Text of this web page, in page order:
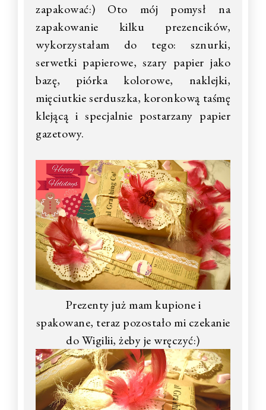
zapakować:) Oto mój pomysł na
zapakowanie kilku prezencików,
wykorzystałam do tego: sznurki,
serwetki papierowe, szary papier jako
bazę, piórka kolorowe, naklejki,
mięciutkie serduszka, koronkową taśmę
klejącą i specjalnie postarzany papier
gazetowy.
Prezenty już mam kupione i
spakowane, teraz pozostało mi czekanie
do Wigilii, żeby je wręczyć:)